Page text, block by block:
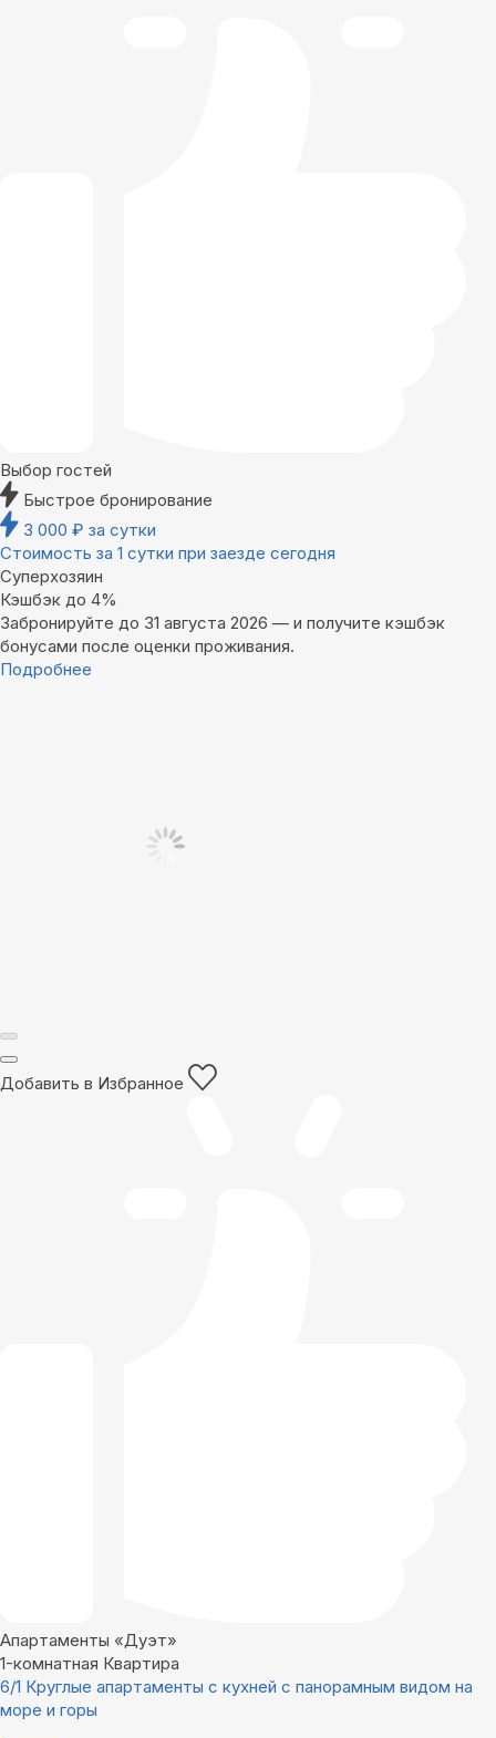
Выбор гостей
Быстрое бронирование
3 000 ₽ за сутки
Стоимость за 1 сутки при заезде сегодня
Суперхозяин
Кэшбэк до 4%
Забронируйте до 31 августа 2026 — и получите кэшбэк
бонусами после оценки проживания.
Подробнее
Добавить в Избранное
Апартаменты «Дуэт»
1-комнатная Квартира
6/1 Круглые апартаменты с кухней с панорамным видом на
море и горы